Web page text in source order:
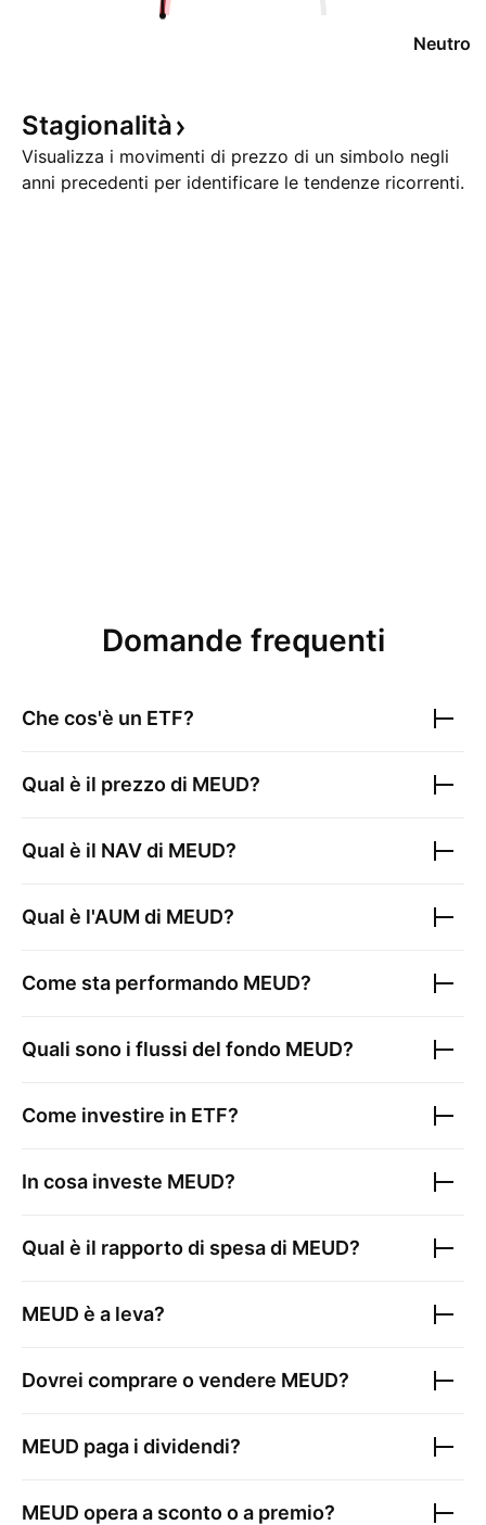
Neutro
Stagionalità
Visualizza i movimenti di prezzo di un simbolo negli
anni precedenti per identificare le tendenze ricorrenti.
Domande frequenti
Che cos'è un ETF?
Qual è il prezzo di MEUD?
Qual è il NAV di MEUD?
Qual è l'AUM di MEUD?
Come sta performando MEUD?
Quali sono i flussi del fondo MEUD?
Come investire in ETF?
In cosa investe MEUD?
Qual è il rapporto di spesa di MEUD?
MEUD è a leva?
Dovrei comprare o vendere MEUD?
MEUD paga i dividendi?
MEUD opera a sconto o a premio?